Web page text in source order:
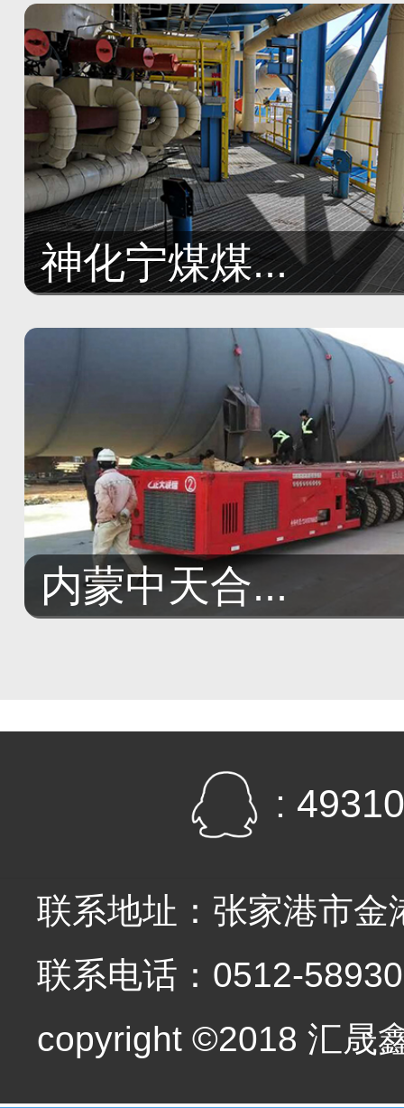
神化宁煤煤...
内蒙中天合...
:
联系地址：张家港市
联系电话：0512-
copyright ©2018 汇晟